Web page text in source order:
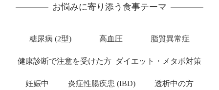
お悩みに寄り添う食事テーマ
糖尿病 (2型) 高血圧 脂質異常症
健康診断で注意を受けた方 ダイエット・メタボ対策
妊娠中 炎症性腸疾患 (IBD) 透析中の方